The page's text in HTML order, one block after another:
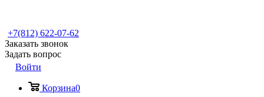
+7(812) 622-07-62
Заказать звонок
Задать вопрос
Войти
Корзина0